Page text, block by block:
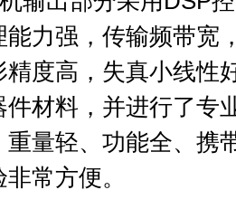
能力强，传输频带宽
精度高，失真小线性
件材料，并进行了专
重量轻、功能全、携
常方便。